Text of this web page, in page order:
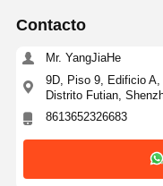
Contacto
Mr. YangJiaHe
9D, Piso 9, Edificio A,
Distrito Futian,
8613652326683